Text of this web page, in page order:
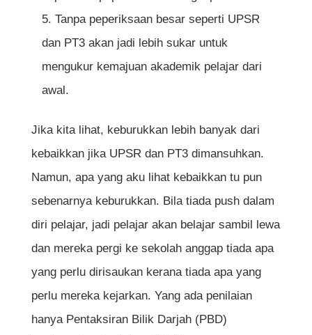
Tanpa peperiksaan besar seperti UPSR
dan PT3 akan jadi lebih sukar untuk
mengukur kemajuan akademik pelajar dari
awal.
Jika kita lihat, keburukkan lebih banyak dari
kebaikkan jika UPSR dan PT3 dimansuhkan.
Namun, apa yang aku lihat kebaikkan tu pun
sebenarnya keburukkan. Bila tiada push dalam
diri pelajar, jadi pelajar akan belajar sambil lewa
dan mereka pergi ke sekolah anggap tiada apa
yang perlu dirisaukan kerana tiada apa yang
perlu mereka kejarkan. Yang ada penilaian
hanya Pentaksiran Bilik Darjah (PBD)